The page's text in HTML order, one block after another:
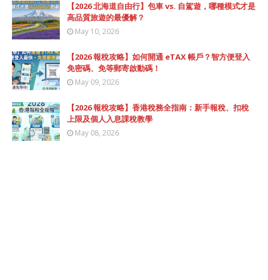
【2026 北海道自由行】包車 vs. 自駕遊，哪種模式才是
高品質旅遊的最優解？
May 10, 2026
【2026 報稅攻略】如何開通 eTAX 帳戶？智方便登入
免密碼、免等郵寄啟動碼！
May 09, 2026
【2026 報稅攻略】香港稅務全指南：新手報稅、扣稅
上限及個人入息課稅教學
May 08, 2026